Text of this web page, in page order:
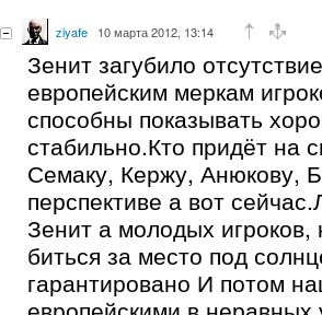
ziyafe 10 марта 2012, 13:14
Зенит загубило
европейским меркам
способны показывать
стабильно.Кто придёт на
Семаку, Кержу, Анюкову,
перспективе а вот
Зенит а молодых игроков,
биться за место под
гарантировано И потом